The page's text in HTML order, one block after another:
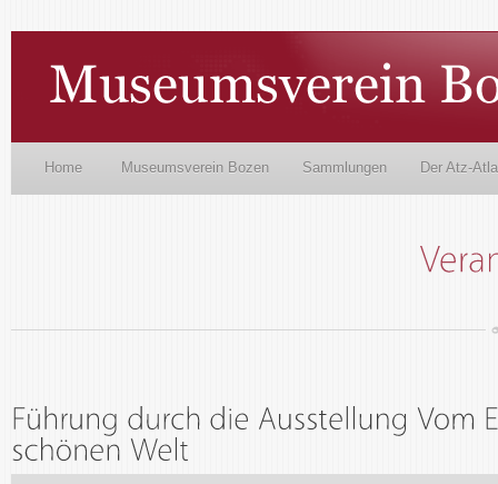
Home Museumsverein Bozen Sammlungen Der Atz-